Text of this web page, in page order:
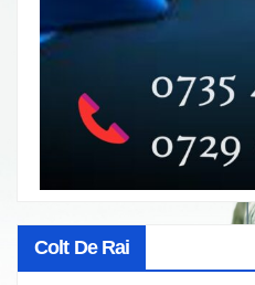
Colt De Rai